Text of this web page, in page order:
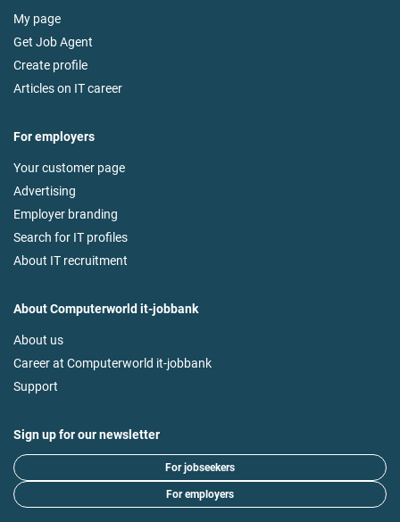
My page
Get Job Agent
Create profile
Articles on IT career
For employers
Your customer page
Advertising
Employer branding
Search for IT profiles
About IT recruitment
About Computerworld it-jobbank
About us
Career at Computerworld it-jobbank
Support
Sign up for our newsletter
For jobseekers
For employers